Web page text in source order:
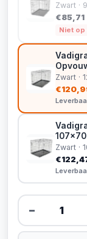
Zwart ·
€85,71
Niet
Zwart ·
Zwart ·
−